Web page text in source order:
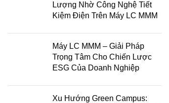
Lượng Nhờ Công Nghệ Tiết
Kiệm Điện Trên Máy LC MMM
Máy LC MMM – Giải Pháp
Trọng Tâm Cho Chiến Lược
ESG Của Doanh Nghiệp
Xu Hướng Green Campus: